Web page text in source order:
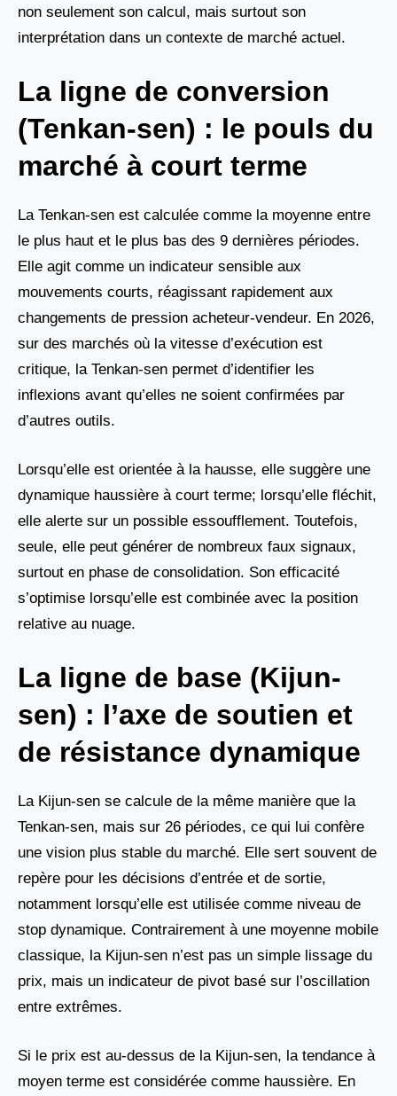
non seulement son calcul, mais surtout son
interprétation dans un contexte de marché actuel.
La ligne de conversion
(Tenkan-sen) : le pouls du
marché à court terme
La Tenkan-sen est calculée comme la moyenne entre
le plus haut et le plus bas des 9 dernières périodes.
Elle agit comme un indicateur sensible aux
mouvements courts, réagissant rapidement aux
changements de pression acheteur-vendeur. En 2026,
sur des marchés où la vitesse d’exécution est
critique, la Tenkan-sen permet d’identifier les
inflexions avant qu’elles ne soient confirmées par
d’autres outils.
Lorsqu’elle est orientée à la hausse, elle suggère une
dynamique haussière à court terme; lorsqu’elle fléchit,
elle alerte sur un possible essoufflement. Toutefois,
seule, elle peut générer de nombreux faux signaux,
surtout en phase de consolidation. Son efficacité
s’optimise lorsqu’elle est combinée avec la position
relative au nuage.
La ligne de base (Kijun-
sen) : l’axe de soutien et
de résistance dynamique
La Kijun-sen se calcule de la même manière que la
Tenkan-sen, mais sur 26 périodes, ce qui lui confère
une vision plus stable du marché. Elle sert souvent de
repère pour les décisions d’entrée et de sortie,
notamment lorsqu’elle est utilisée comme niveau de
stop dynamique. Contrairement à une moyenne mobile
classique, la Kijun-sen n’est pas un simple lissage du
prix, mais un indicateur de pivot basé sur l’oscillation
entre extrêmes.
Si le prix est au-dessus de la Kijun-sen, la tendance à
moyen terme est considérée comme haussière. En